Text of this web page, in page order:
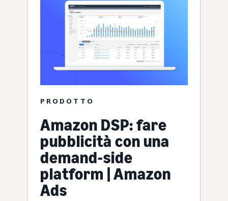
PRODOTTO
Amazon DSP: fare
pubblicità con una
demand-side
platform | Amazon
Ads